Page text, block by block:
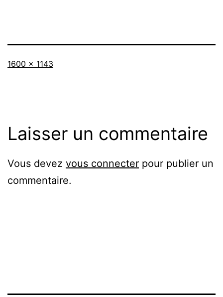
Taille
1600 × 1143
Laisser un commentaire
Vous devez vous connecter pour publier un
commentaire.